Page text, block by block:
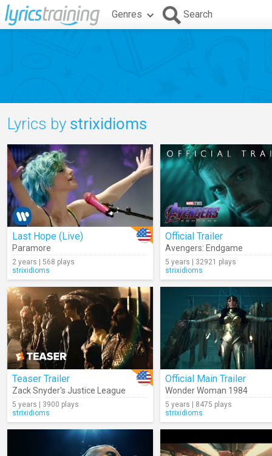
Genres Search
Lyrics by strixidioms
Last Hope (Live)
Paramore
2 years | 568 plays
strixidioms
Official Trailer
Avengers: Endgame
5 years | 32921 plays
strixidioms
Teaser Trailer
Zack Snyder's Justice League
5 years | 3900 plays
strixidioms
Official Main Trailer
Wonder Woman 1984
5 years | 8475 plays
strixidioms